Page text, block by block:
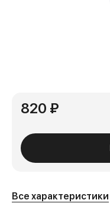
820 ₽
Все характеристики